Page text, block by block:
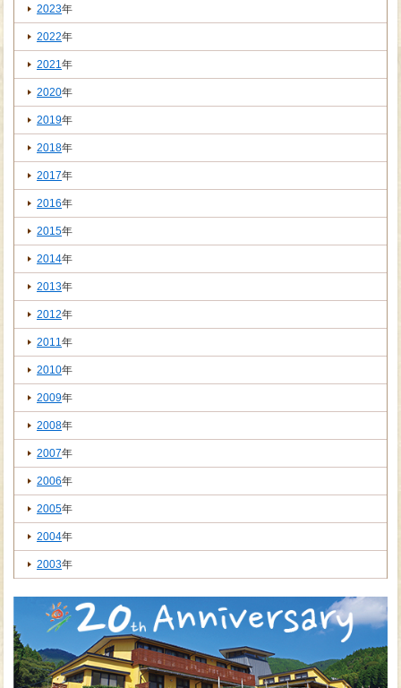
2023年
2022年
2021年
2020年
2019年
2018年
2017年
2016年
2015年
2014年
2013年
2012年
2011年
2010年
2009年
2008年
2007年
2006年
2005年
2004年
2003年